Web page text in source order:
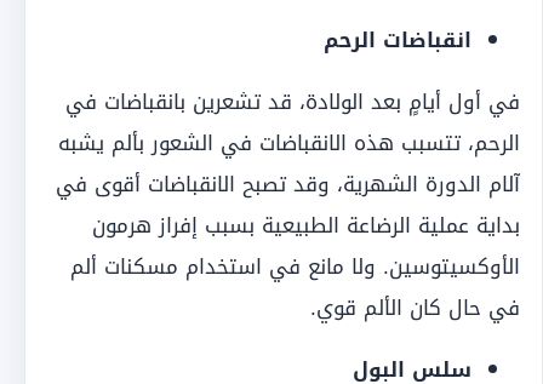
انقباضات الرحم
في أول أيامٍ بعد الولادة، قد تشعرين بانقباضات في
الرحم، تتسبب هذه الانقباضات في الشعور بألم يشبه
آلام الدورة الشهرية، وقد تصبح الانقباضات أقوى في
بداية عملية الرضاعة الطبيعية بسبب إفراز هرمون
الأوكسيتوسين. ولا مانع في استخدام مسكنات ألم
في حال كان الألم قوي.
سلس البول